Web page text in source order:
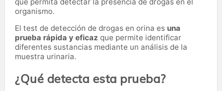
organismo.
El test de detección de drogas en orina es una
prueba rápida y eficaz que permite identificar
diferentes sustancias mediante un análisis de la
muestra urinaria.
¿Qué detecta esta prueba?